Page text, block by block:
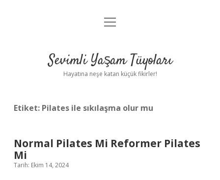
Anasayfa
Yasal Uyarı
menüyü
Sevimli Yaşam Tüyoları
Hayatına neşe katan küçük fikirler!
Etiket: Pilates ile sıkılaşma olur mu
Normal Pilates Mi Reformer Pilates
Mi
Tarih: Ekim 14, 2024